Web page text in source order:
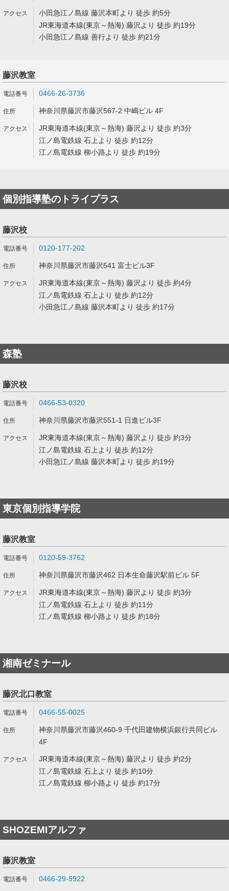
小田急江ノ島線 藤沢本町より 徒歩 約5分
JR東海道本線(東京～熱海) 藤沢より 徒歩 約19分
小田急江ノ島線 善行より 徒歩 約21分
藤沢教室
0466-26-3736
神奈川県藤沢市藤沢567-2 中嶋ビル 4F
JR東海道本線(東京～熱海) 藤沢より 徒歩 約3分
江ノ島電鉄線 石上より 徒歩 約12分
江ノ島電鉄線 柳小路より 徒歩 約19分
個別指導塾のトライプラス
藤沢校
0120-177-202
神奈川県藤沢市藤沢541 富士ビル3F
JR東海道本線(東京～熱海) 藤沢より 徒歩 約4分
江ノ島電鉄線 石上より 徒歩 約12分
小田急江ノ島線 藤沢本町より 徒歩 約17分
森塾
藤沢校
0466-53-0320
神奈川県藤沢市藤沢551-1 日進ビル3F
JR東海道本線(東京～熱海) 藤沢より 徒歩 約3分
江ノ島電鉄線 石上より 徒歩 約12分
小田急江ノ島線 藤沢本町より 徒歩 約19分
東京個別指導学院
藤沢教室
0120-59-3762
神奈川県藤沢市藤沢462 日本生命藤沢駅前ビル 5F
JR東海道本線(東京～熱海) 藤沢より 徒歩 約3分
江ノ島電鉄線 石上より 徒歩 約11分
江ノ島電鉄線 柳小路より 徒歩 約18分
湘南ゼミナール
藤沢北口教室
0466-55-0025
神奈川県藤沢市藤沢460-9 千代田建物横浜銀行共同ビル
4F
JR東海道本線(東京～熱海) 藤沢より 徒歩 約2分
江ノ島電鉄線 石上より 徒歩 約10分
江ノ島電鉄線 柳小路より 徒歩 約17分
SHOZEMIアルファ
藤沢教室
0466-29-5922